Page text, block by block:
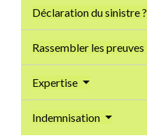
Déclaration du sinistre ?
Rassembler les preuves
Expertise
Indemnisation